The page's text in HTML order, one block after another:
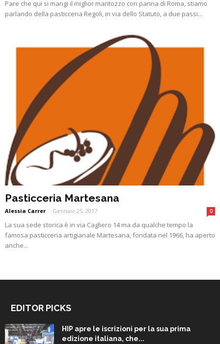
Pare che qui si mangi il miglior maritozzo con panna di Roma, stiamo
parlando della pasticceria Regoli, in via dello Statuto, a due passi...
Pasticceria Martesana
Alessia Carrer - Gennaio 25, 2017 0
La sua sede storica è in via Cagliero 14 ma da qualche tempo la
famosa pasticceria artigianale Martesana, fondata nel 1966, ha aperto
anche...
EDITOR PICKS
HIP apre le iscrizioni per la sua prima
edizione italiana, che...